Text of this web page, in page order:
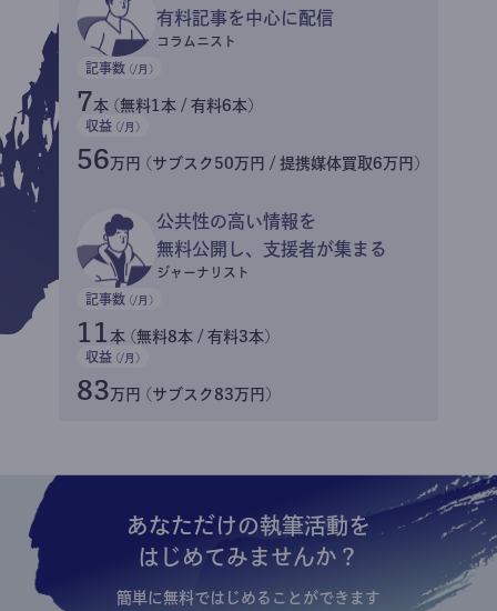
有料記事を中心に配信
コラムニスト
記事数 (/月)
7本 (無料1本 / 有料6本)
収益 (/月)
56万円 (サブスク50万円 / 提携媒体買取6万円)
公共性の高い情報を
無料公開し、支援者が集まる
ジャーナリスト
記事数 (/月)
11 本 (無料8本 / 有料3本)
収益 (/月)
83万円 (サブスク83万円)
あなただけの執筆活動を
はじめてみませんか？
簡単に無料ではじめることができます